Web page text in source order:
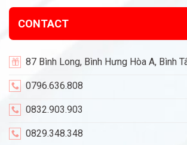
CONTACT
87 Bình Long, Bình Hưng Hòa A, Bình
0796.636.808
0832.903.903
0829.348.348